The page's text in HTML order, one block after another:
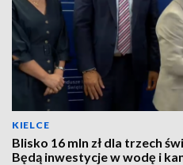
KIELCE
Blisko 16 mln zł dla trzech
Będą inwestycje w wodę i